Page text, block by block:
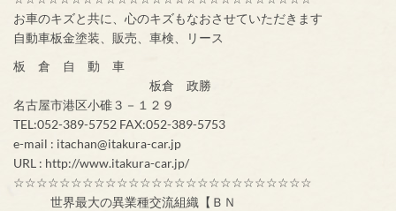
お車のキズと共に、心のキズもなおさせていただきます
自動車板金塗装、販売、車検、リース
板 倉 自 動 車
板倉 政勝
名古屋市港区小碓３－１２９
TEL:052-389-5752 FAX:052-389-5753
e-mail : itachan@itakura-car.jp
URL : http://www.itakura-car.jp/
☆☆☆☆☆☆☆☆☆☆☆☆☆☆☆☆☆☆☆☆☆☆☆☆☆☆
世界最大の異業種交流組織【ＢＮ